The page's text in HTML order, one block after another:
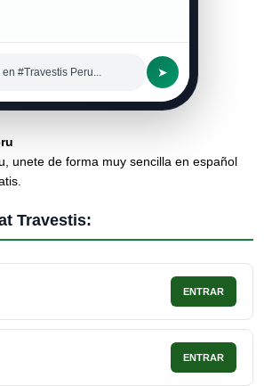
en #Travestis Peru... ➤
unete de forma muy sencilla en español
Travestis:
ENTRAR
ENTRAR